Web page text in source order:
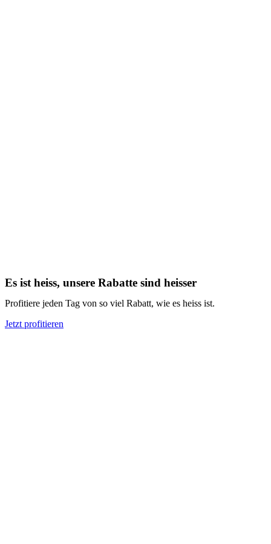
Es ist heiss, unsere Rabatte sind heisser
Profitiere jeden Tag von so viel Rabatt, wie es heiss ist.
Jetzt profitieren